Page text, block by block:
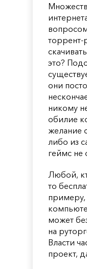
торрент-
это?
они
никому
обилие
желание
либо из
геймс не
Любой,
то
может
на
Власти
проект,